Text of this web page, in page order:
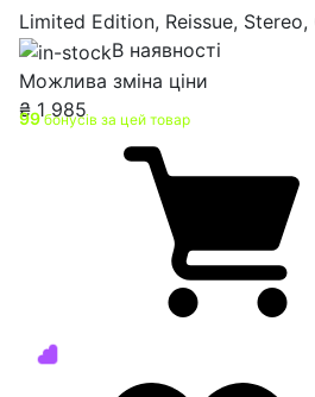
Limited Edition, Reissue,
В наявності
Можлива зміна ціни
₴1 985
99бонусів за цей товар